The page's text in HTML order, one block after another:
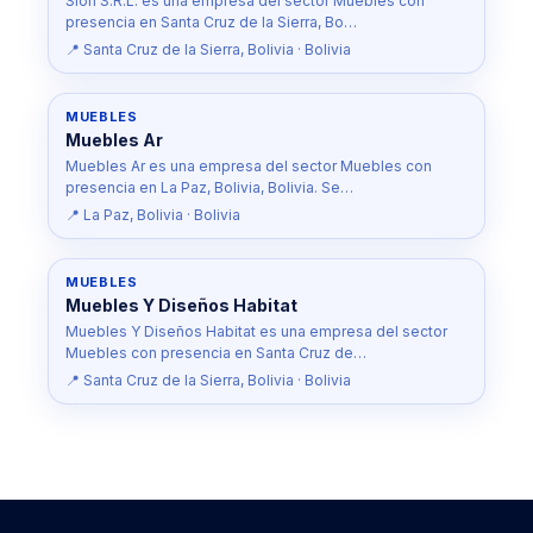
presencia en Santa Cruz de la Sierra, Bo…
📍 Santa Cruz de la Sierra, Bolivia · Bolivia
MUEBLES
Muebles Ar
Muebles Ar es una empresa del sector Muebles con
presencia en La Paz, Bolivia, Bolivia. Se…
📍 La Paz, Bolivia · Bolivia
MUEBLES
Muebles Y Diseños Habitat
Muebles Y Diseños Habitat es una empresa del sector
Muebles con presencia en Santa Cruz de…
📍 Santa Cruz de la Sierra, Bolivia · Bolivia